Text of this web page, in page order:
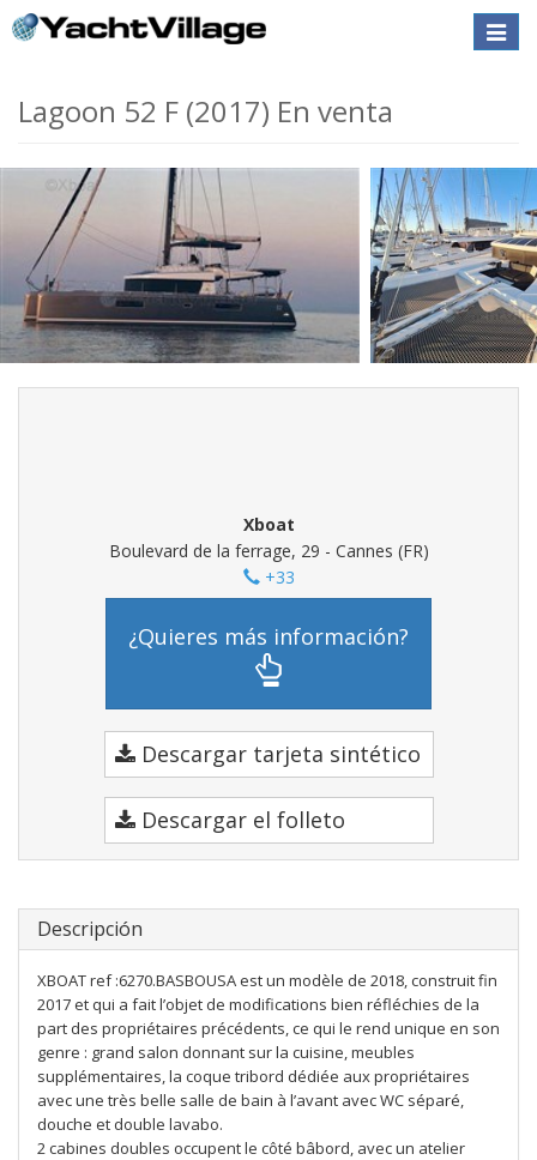
Toggle
Lagoon 52 F (2017) En venta
Xboat
Boulevard de la ferrage, 29 - Cannes (FR)
+33
¿Quieres más información?
Descargar tarjeta sintético
Descargar el folleto
Descripción
XBOAT ref :6270.BASBOUSA est un modèle de 2018, construit fin
2017 et qui a fait l’objet de modifications bien réfléchies de la
part des propriétaires précédents, ce qui le rend unique en son
genre : grand salon donnant sur la cuisine, meubles
supplémentaires, la coque tribord dédiée aux propriétaires
avec une très belle salle de bain à l’avant avec WC séparé,
douche et double lavabo.
2 cabines doubles occupent le côté bâbord, avec un atelier